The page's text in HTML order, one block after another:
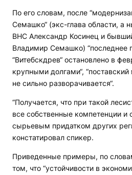
По его словам, после
Семашко“ (экс-глава области, а
ВНС Александр Косинец и
Владимир Семашко) “последнее
“Витебскдрев“ остановлено в
крупными долгами“,
не сильно разворачивается“.
“Получается, что при такой
все собственные компетенции и
сырьевым придатком других
констатировал спикер.
Приведенные примеры, по
том, что “устойчивости в